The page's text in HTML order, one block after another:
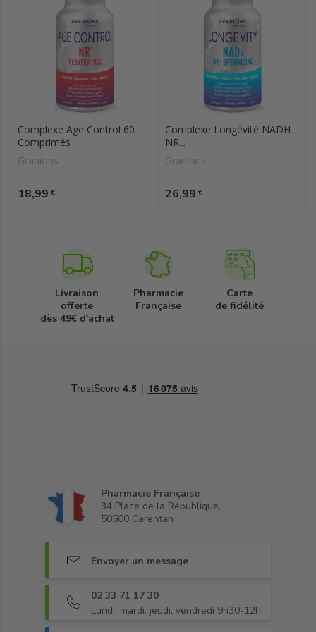
Complexe Age Control 60
Comprimés
Granions
Prix
18,99 €
Complexe Longévité NADH
NR...
Granions
Prix
26,99 €
Livraison
offerte
dès 49€ d'achat
Pharmacie
Française
Carte
de fidélité
Pharmacie Française
34 Place de la République,
50500 Carentan
Envoyer un message
02 33 71 17 30
Lundi, mardi, jeudi, vendredi 9h30-12h